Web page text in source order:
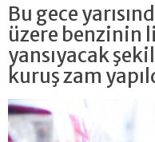
Bu gece
üzere benzinin
yansıyacak
kuruş zam